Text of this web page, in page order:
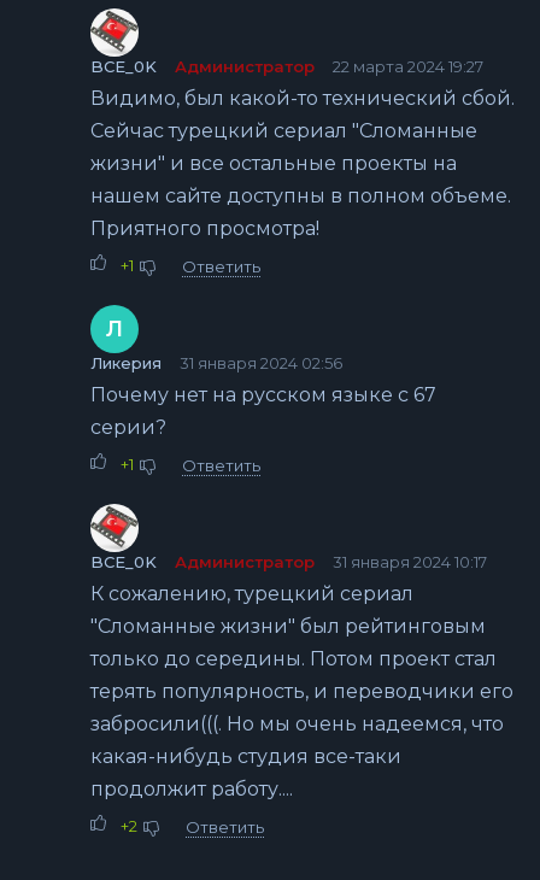
BCE_0K Администратор 22 марта 2024 19:27
Видимо, был какой-то технический сбой.
Сейчас турецкий сериал "Сломанные
жизни" и все остальные проекты на
нашем сайте доступны в полном объеме.
Приятного просмотра!
+1 Ответить
Л
Ликерия 31 января 2024 02:56
Почему нет на русском языке с 67
серии?
+1 Ответить
BCE_0K Администратор 31 января 2024 10:17
К сожалению, турецкий сериал
"Сломанные жизни" был рейтинговым
только до середины. Потом проект стал
терять популярность, и переводчики его
забросили(((. Но мы очень надеемся, что
какая-нибудь студия все-таки
продолжит работу....
+2 Ответить